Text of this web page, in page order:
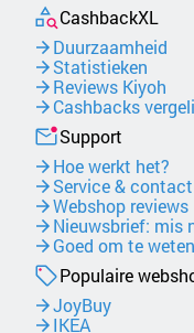
CashbackXL
Duurzaamheid
Statistieken
Reviews Kiyoh
Cashbacks
Support
Hoe werkt het?
Service & contact
Webshop reviews
Nieuwsbrief: mis
Goed om te weten
Populaire
JoyBuy
IKEA